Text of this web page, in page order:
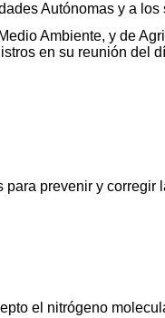
Autónomas y a los
Ambiente, y de
en su reunión del
prevenir y corregir
el nitrógeno